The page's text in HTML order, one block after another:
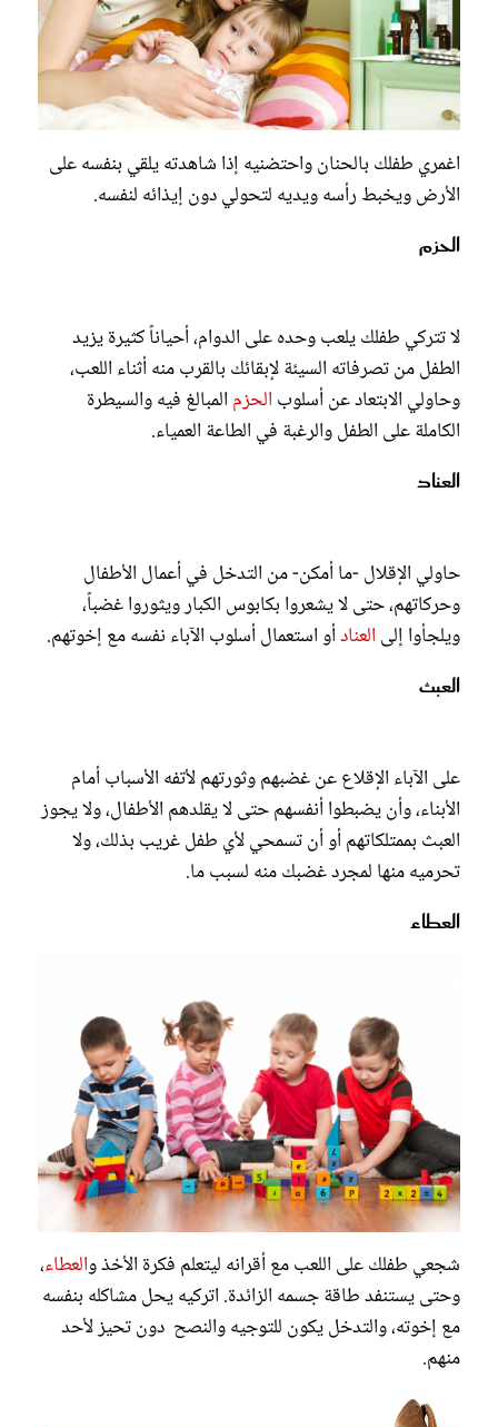
اغمري طفلك بالحنان واحتضنيه إذا شاهدته يلقي بنفسه على
الأرض ويخبط رأسه ويديه لتحولي دون إيذائه لنفسه.
الحزم
لا تتركي طفلك يلعب وحده على الدوام، أحياناً كثيرة يزيد
الطفل من تصرفاته السيئة لإبقائك بالقرب منه أثناء اللعب،
وحاولي الابتعاد عن أسلوب الحزم المبالغ فيه والسيطرة
الكاملة على الطفل والرغبة في الطاعة العمياء.
العناد
حاولي الإقلال -ما أمكن- من التدخل في أعمال الأطفال
وحركاتهم، حتى لا يشعروا بكابوس الكبار ويثوروا غضباً،
ويلجأوا إلى العنادأو استعمال أسلوب الآباء نفسه مع إخوتهم.
العبث
على الآباء الإقلاع عن غضبهم وثورتهم لأتفه الأسباب أمام
الأبناء، وأن يضبطوا أنفسهم حتى لا يقلدهم الأطفال، ولا يجوز
العبث بممتلكاتهم أو أن تسمحي لأي طفل غريب بذلك، ولا
تحرميه منها لمجرد غضبك منه لسبب ما.
العطاء
شجعي طفلك على اللعب مع أقرانه ليتعلم فكرة الأخذ والعطاء،
وحتى يستنفد طاقة جسمه الزائدة. اتركيه يحل مشاكله بنفسه
مع إخوته، والتدخل يكون للتوجيه والنصح دون تحيز لأحد
منهم.